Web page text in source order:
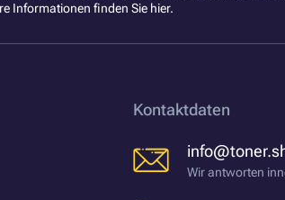
Informationen finden Sie hier.
Kontaktdaten
Wir antworten